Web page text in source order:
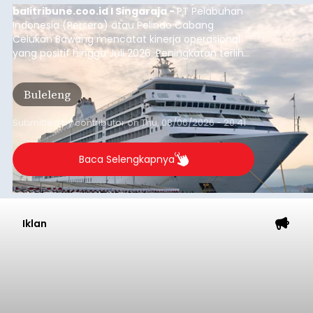
balitribune.coo.id I Singaraja -PT Pelabuhan
Indonesia (Persero) atau Pelindo Cabang
Celukan Bawang mencatat kinerja operasional
yang positif hingga Juli 2026. Peningkatan terlihat
dari arus kapal yang mencapai 1,48 juta Gross
Tonnage (GT), atau tumbuh 12,4 persen
dibandingkan periode yang sama tahun lalu
yang tercatat sebesar 1,32 juta GT.
Buleleng
Submitted bycontributoronThu, 08/06/2026 - 20:41
Baca Selengkapnya
Iklan